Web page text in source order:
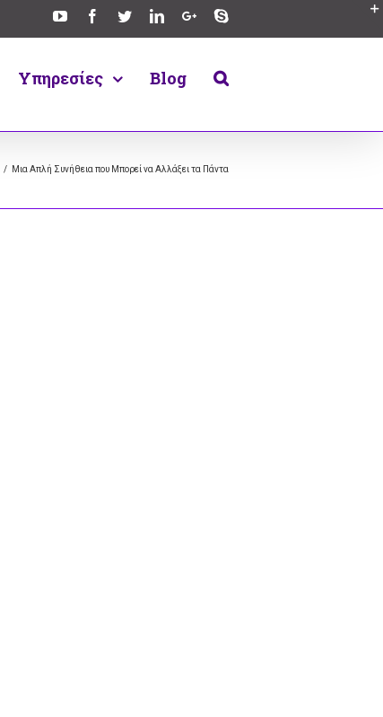
Υπηρεσίες Blog
/ Μια Απλή Συνήθεια που Μπορεί να Αλλάξει τα Πάντα